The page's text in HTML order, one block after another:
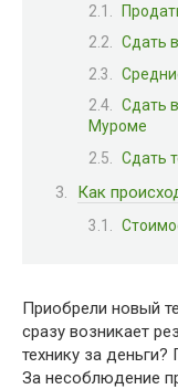
Сдать
Сдать
Муроме
Сдать
Как
Приобрели новый
сразу возникает
технику за
За несоблюдение